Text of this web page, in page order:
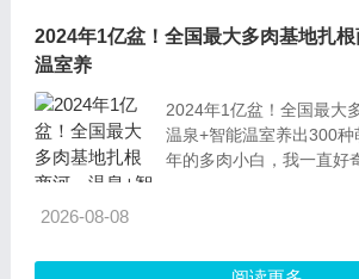
2024年1亿盆！全国最大多肉基地扎
温室养
2024年1亿盆！全国最大
温泉+智能温室养出300
年的多肉小白，我一直好
2026-08-08